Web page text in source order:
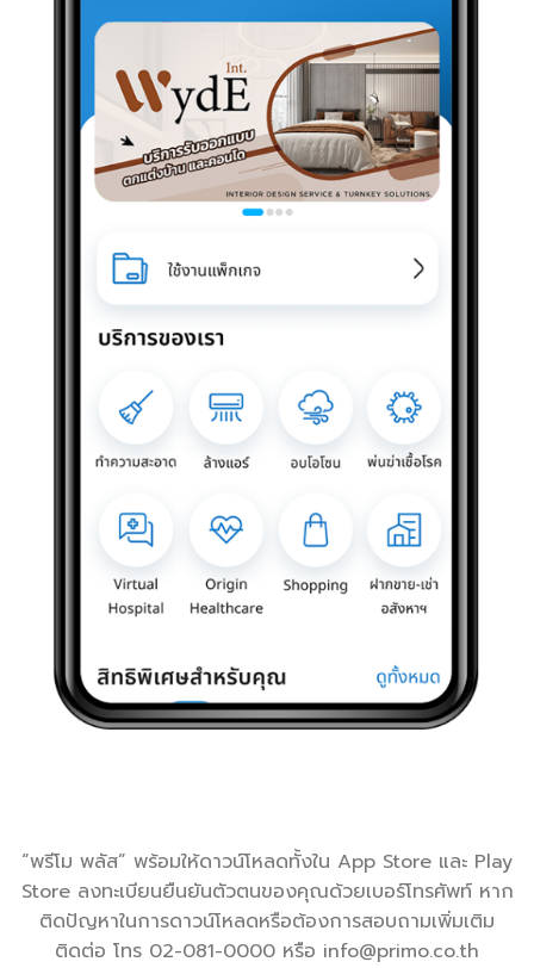
“พรีโม พลัส” พร้อมให้ดาวน์โหลดทั้งใน App Store และ Play
Store ลงทะเบียนยืนยันตัวตนของคุณด้วยเบอร์โทรศัพท์ หาก
ติดปัญหาในการดาวน์โหลดหรือต้องการสอบถามเพิ่มเติม
ติดต่อ โทร 02-081-0000 หรือ info@primo.co.th